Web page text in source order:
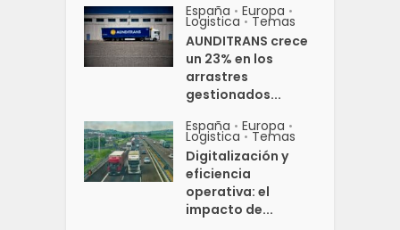
España • Europa •
Logistica • Temas
AUNDITRANS crece
un 23% en los
arrastres
gestionados...
España • Europa •
Logistica • Temas
Digitalización y
eficiencia
operativa: el
impacto de...